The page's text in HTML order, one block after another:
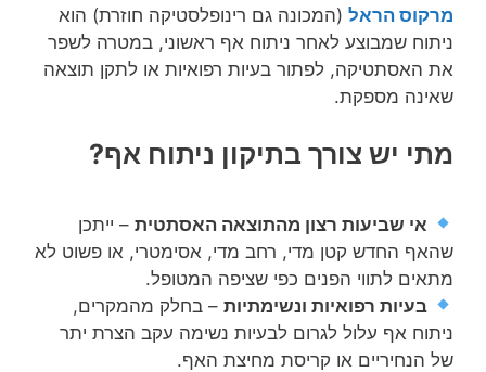
מרקוס הראל (המכונה גם רינופלסטיקה חוזרת) הוא
ניתוח שמבוצע לאחר ניתוח אף ראשוני, במטרה לשפר
את האסתטיקה, לפתור בעיות רפואיות או לתקן תוצאה
שאינה מספקת.
מתי יש צורך בתיקון ניתוח אף?
אי שביעות רצון מהתוצאה האסתטית – ייתכן
שהאף החדש קטן מדי, רחב מדי, אסימטרי, או פשוט לא
מתאים לתווי הפנים כפי שציפה המטופל.
בעיות רפואיות ונשימתיות – בחלק מהמקרים,
ניתוח אף עלול לגרום לבעיות נשימה עקב הצרת יתר
של הנחיריים או קריסת מחיצת האף.